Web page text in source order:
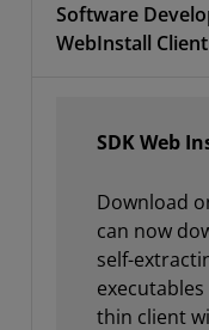
Software
SDK Web
Download
can now
self-
thin client